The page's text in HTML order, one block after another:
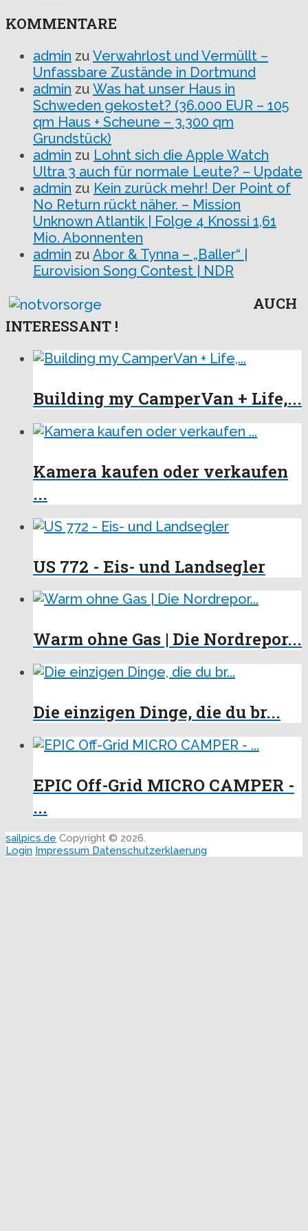
KOMMENTARE
admin zu Verwahrlost und Vermüllt –
Unfassbare Zustände in Dortmund
admin zu Was hat unser Haus in
Schweden gekostet? (36.000 EUR – 105
qm Haus + Scheune – 3.300 qm
Grundstück)
admin zu Lohnt sich die Apple Watch
Ultra 3 auch für normale Leute? – Update
admin zu Kein zurück mehr! Der Point of
No Return rückt näher. – Mission
Unknown Atlantik | Folge 4 Knossi 1,61
Mio. Abonnenten
admin zu Abor & Tynna – „Baller“ |
Eurovision Song Contest | NDR
AUCH
INTERESSANT !
Building my CamperVan + Life,...
Kamera kaufen oder verkaufen
...
US 772 - Eis- und Landsegler
Warm ohne Gas | Die Nordrepor...
Die einzigen Dinge, die du br...
EPIC Off-Grid MICRO CAMPER -
...
sailpics.de Copyright © 2026.
Login Impressum Datenschutzerklaerung